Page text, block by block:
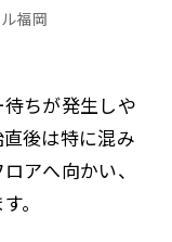
福岡
ちが発生しや
後は特に混み
アへ向かい、
。